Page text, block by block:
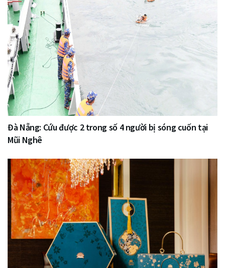
Đà Nẵng: Cứu được 2 trong số 4 người bị sóng cuốn tại
Mũi Nghê